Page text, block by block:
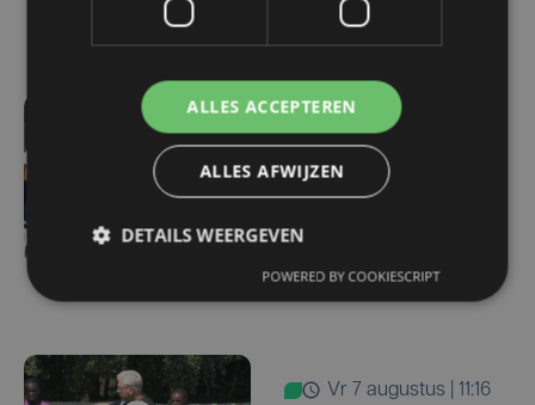
ambitie beperken?"
vr 7 augustus | 16:10
West-Vlamingen Victor
Vaneeckhoutte en Milan
Intermarché
vr 7 augustus | 11:16
ALLES ACCEPTEREN
ALLES AFWIJZEN
DETAILS WEERGEVEN
POWERED BY COOKIESCRIPT